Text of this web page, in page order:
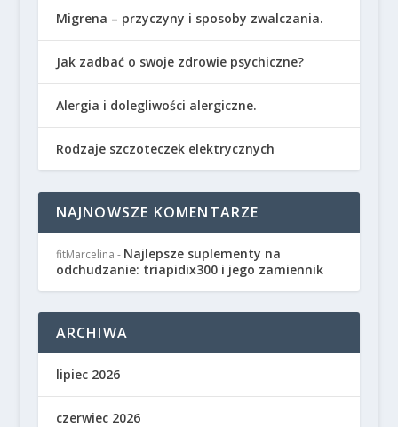
Migrena – przyczyny i sposoby zwalczania.
Jak zadbać o swoje zdrowie psychiczne?
Alergia i dolegliwości alergiczne.
Rodzaje szczoteczek elektrycznych
NAJNOWSZE KOMENTARZE
fitMarcelina - Najlepsze suplementy na
odchudzanie: triapidix300 i jego zamiennik
ARCHIWA
lipiec 2026
czerwiec 2026